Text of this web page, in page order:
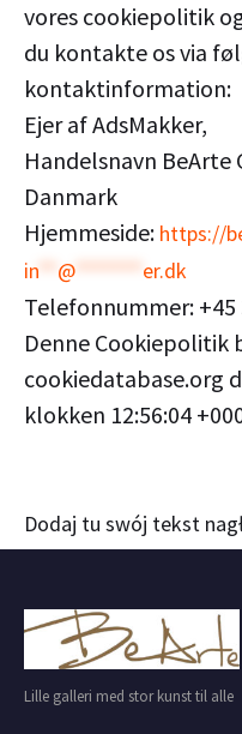
vores cookiepolitik
du kontakte os via
kontaktinformation:
Ejer af AdsMakker,
Handelsnavn
Danmark
Hjemmeside: https://
in** @******* er.dk
Telefonnummer: +45
Denne Cookiepolitik
cookiedatabase.org
klokken 12:56:04
Dodaj tu swój tekst
Lille galleri med stor kunst til alle